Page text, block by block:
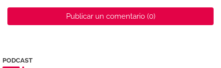
Publicar un comentario (0)
PODCAST